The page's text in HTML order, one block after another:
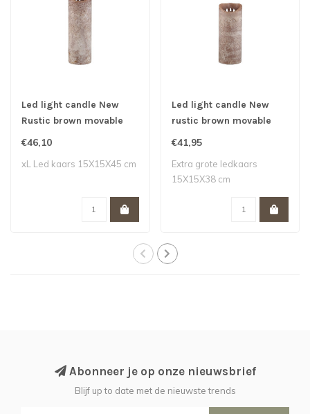
Led light candle New
Rustic brown movable
flame L
€46,10
xL Led kaars 15X15X45 cm
Led light candle New
rustic brown movable
flame M
€41,95
Extra grote ledkaars
15X15X38 cm
Abonneer je op onze nieuwsbrief
Blijf up to date met de nieuwste trends